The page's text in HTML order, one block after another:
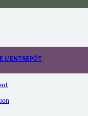
L'ENTREPÔT